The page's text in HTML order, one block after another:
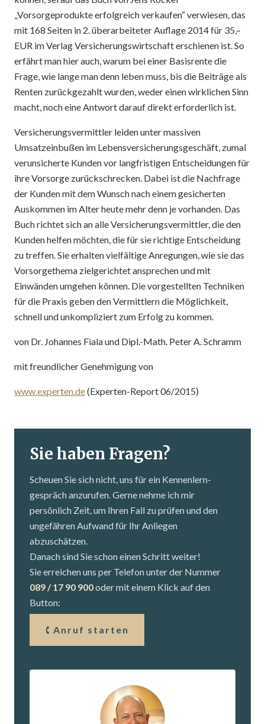
„Vorsorgeprodukte erfolgreich verkaufen“ verwiesen, das
mit 168 Seiten in 2. überarbeiteter Auflage 2014 für 35,–
EUR im Verlag Versicherungswirtschaft erschienen ist. So
erfährt man hier auch, warum bei einer Basisrente die
Frage, wie lange man denn leben muss, bis die Beiträge als
Renten zurückgezahlt wurden, weder einen wirklichen Sinn
macht, noch eine Antwort darauf direkt erforderlich ist.
Versicherungsvermittler leiden unter massiven
Umsatzeinbußen im Lebensversicherungsgeschäft, zumal
verunsicherte Kunden vor langfristigen Entscheidungen für
ihre Vorsorge zurückschrecken. Dabei ist die Nachfrage
der Kunden mit dem Wunsch nach einem gesicherten
Auskommen im Alter heute mehr denn je vorhanden. Das
Buch richtet sich an alle Versicherungsvermittler, die den
Kunden helfen möchten, die für sie richtige Entscheidung
zu treffen. Sie erhalten vielfältige Anregungen, wie sie das
Vorsorgethema zielgerichtet ansprechen und mit
Einwänden umgehen können. Die vorgestellten Techniken
für die Praxis geben den Vermittlern die Möglichkeit,
schnell und unkompliziert zum Erfolg zu kommen.
von Dr. Johannes Fiala und Dipl.-Math. Peter A. Schramm
mit freundlicher Genehmigung von
www.experten.de(Experten-Report 06/2015)
Sie haben Fragen?
Scheuen Sie sich nicht, uns für ein Kennenlern­
gespräch anzurufen. Gerne nehme ich mir
persönlich Zeit, um Ihren Fall zu prüfen und den
ungefähren Aufwand für Ihr Anliegen
abzuschätzen.
Danach sind Sie schon einen Schritt weiter!
Sie erreichen uns per Telefon unter der Nummer
089 / 17 90 900oder mit einem Klick auf den
Button:
Anruf starten